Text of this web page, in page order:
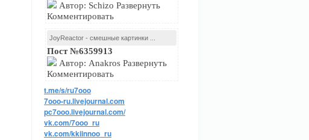
Автор: Schizo Развернуть
Комментировать
JoyReactor - смешные картинки ...
Пост №6359913
Автор: Anakros Развернуть
Комментировать
t.me/s/ru7ooo
7ooo-ru.livejournal.com
pc7ooo.livejournal.com/
vk.com/7ooo_ru
vk.com/kkiinnoo_ru